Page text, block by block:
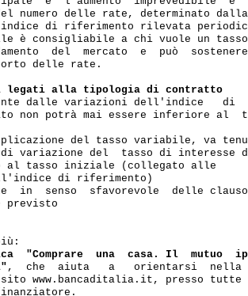
numero delle rate, determinato
di riferimento rilevata
è consigliabile a chi vuole un
del  mercato  e  può
delle rate.
legati alla tipologia di contratto
dalle variazioni dell'indice   di
non potrà mai essere inferiore al
del tasso variabile, va
variazione del  tasso di interesse
al tasso iniziale (collegato alle
di riferimento)
in  senso  sfavorevole  delle
previsto
"Comprare  una  casa. Il  mutuo
,  che  aiuta   a   orientarsi
www.bancaditalia.it, presso